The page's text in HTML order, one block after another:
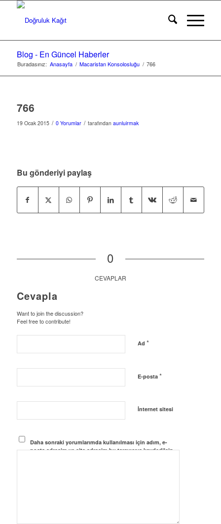
Blog - En Güncel Haberler
Buradasınız: Anasayfa / Macaristan Konsolosluğu / 766
766
19 Ocak 2015 / 0 Yorumlar / tarafından aunluirmak
Bu gönderiyi paylaş
0
CEVAPLAR
Cevapla
Want to join the discussion?
Feel free to contribute!
Ad *
E-posta *
İnternet sitesi
Daha sonraki yorumlarımda kullanılması için adım, e-
posta adresim ve site adresim bu tarayıcıya kaydedilsin.